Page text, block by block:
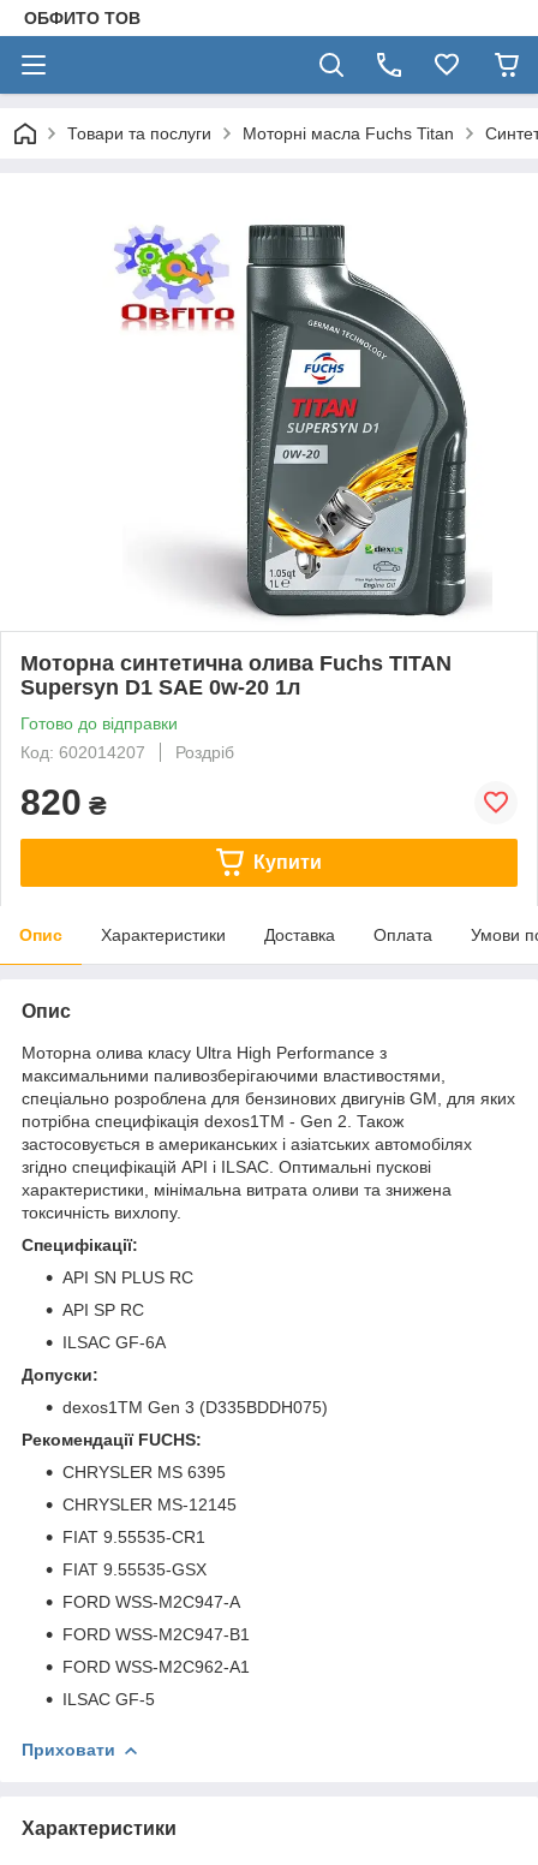
ОБФИТО ТОВ
Товари та послуги Моторні масла Fuchs Titan
Моторна синтетична олива Fuchs TITAN
Supersyn D1 SAE 0w-20 1л
Готово до відправки
Код: 602014207
Роздріб
820 ₴
Купити
Опис Характеристики Доставка Оплата Умови
Опис
Моторна олива класу Ultra High Performance з
максимальними паливозберігаючими властивостями,
спеціально розроблена для бензинових двигунів GM, для яких
потрібна специфікація dexos1TM - Gen 2. Також
застосовується в американських і азіатських автомобілях
згідно специфікацій API і ILSAC. Оптимальні пускові
характеристики, мінімальна витрата оливи та знижена
токсичність вихлопу.
Специфікації:
API SN PLUS RC
API SP RC
ILSAC GF-6A
Допуски:
dexos1TM Gen 3 (D335BDDH075)
Рекомендації FUCHS:
CHRYSLER MS 6395
CHRYSLER MS-12145
FIAT 9.55535-CR1
FIAT 9.55535-GSX
FORD WSS-M2C947-A
FORD WSS-M2C947-B1
FORD WSS-M2C962-A1
ILSAC GF-5
Приховати
Характеристики